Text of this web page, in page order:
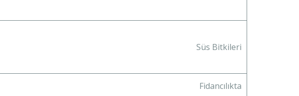
Süs Bitkileri
Fidancılıkta